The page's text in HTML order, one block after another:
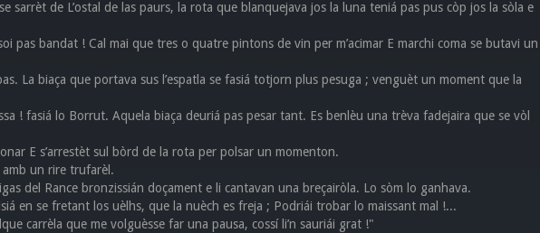
sarrèt de L’ostal de las paurs, la rota que blanquejava jos la luna teniá pas pus còp jos la sòla e
pas bandat ! Cal mai que tres o quatre pintons de vin per m’acimar E marchi coma se butavi un
La biaça que portava sus l’espatla se fasiá totjorn plus pesuga ; venguèt un moment que la
! fasiá lo Borrut. Aquela biaça deuriá pas pesar tant. Es benlèu una trèva fadejaira que se vòl
E s’arrestèt sul bòrd de la rota per polsar un momenton.
amb un rire trufarèl.
del Rance bronzissián doçament e li cantavan una breçairòla. Lo sòm lo ganhava.
en se fretant los uèlhs, que la nuèch es freja ; Podriái trobar lo maissant mal !...
carrèla que me volguèsse far una pausa, cossí li’n sauriái grat !"